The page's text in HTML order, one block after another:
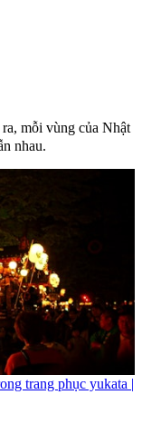
ra, mỗi vùng của Nhật
nhau.
trang phục yukata |